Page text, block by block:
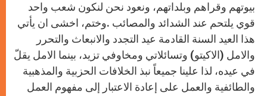
بيوتهم وقراهم وبلداتهم، ونعود نحن لنكون شعب واحد
قوي يلتحم عند الشدائد والمصائب .وختم، اخشى ان يأتي
هذا العيد السنة القادمة عيد التجدد والانبعاث والتحرر
والامل (الاكيتو) وتسائلاتي ومخاوفي تزيد، بينما الامل يقلّ
في عيده، لذا علينا جميعاً نبذ الخلافات الحزبية والمذهبية
والطائفية والعمل على إعادة الاعتبار إلى مفهوم العمل